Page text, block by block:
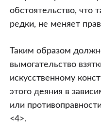
обстоятельство, что
редки, не меняет
Таким образом
вымогательство
искусственному
этого деяния в
или
<4>.